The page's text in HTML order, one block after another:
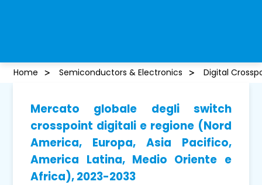
Home Semiconductors & Electronics Digital
Mercato globale degli switch
crosspoint digitali e regione (Nord
America, Europa, Asia Pacifico,
America Latina, Medio Oriente e
Africa), 2023-2033